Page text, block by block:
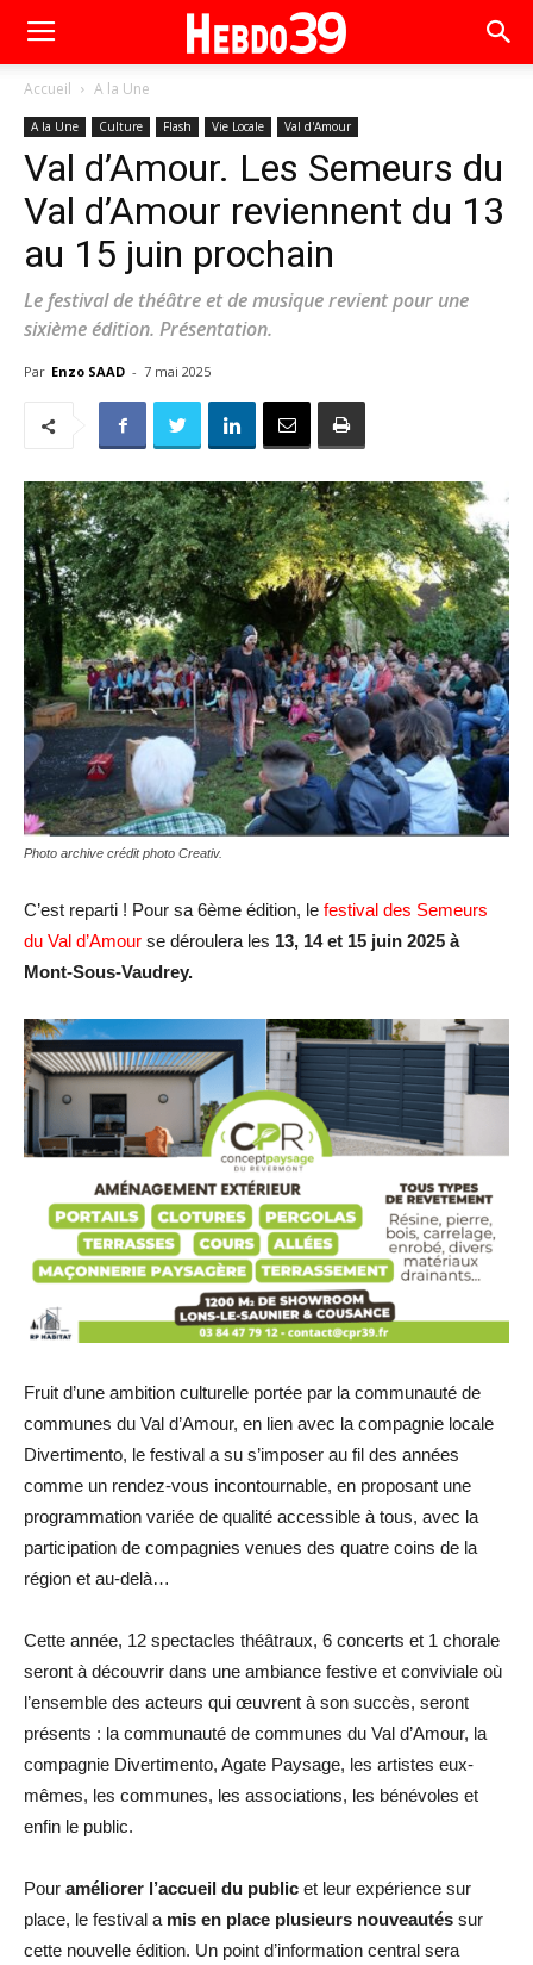
Accueil A la Une
A la Une Culture Flash Vie Locale Val d'Amour
Val d’Amour. Les Semeurs du
Val d’Amour reviennent du 13
au 15 juin prochain
Le festival de théâtre et de musique revient pour une
sixième édition. Présentation.
Par Enzo SAAD - 7 mai 2025
Photo archive crédit photo Creativ.
C’est reparti ! Pour sa 6ème édition, le festival des Semeurs
du Val d’Amour se déroulera les 13, 14 et 15 juin 2025 à
Mont-Sous-Vaudrey.
Fruit d’une ambition culturelle portée par la communauté de
communes du Val d’Amour, en lien avec la compagnie locale
Divertimento, le festival a su s’imposer au fil des années
comme un rendez-vous incontournable, en proposant une
programmation variée de qualité accessible à tous, avec la
participation de compagnies venues des quatre coins de la
région et au-delà…
Cette année, 12 spectacles théâtraux, 6 concerts et 1 chorale
seront à découvrir dans une ambiance festive et conviviale où
l’ensemble des acteurs qui œuvrent à son succès, seront
présents : la communauté de communes du Val d’Amour, la
compagnie Divertimento, Agate Paysage, les artistes eux-
mêmes, les communes, les associations, les bénévoles et
enfin le public.
Pour améliorer l’accueil du public et leur expérience sur
place, le festival a mis en place plusieurs nouveautés sur
cette nouvelle édition. Un point d’information central sera